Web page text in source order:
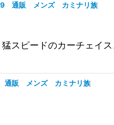
通販 メンズ カミナリ族
スピードのカーチェイ
通販 メンズ カミナリ族